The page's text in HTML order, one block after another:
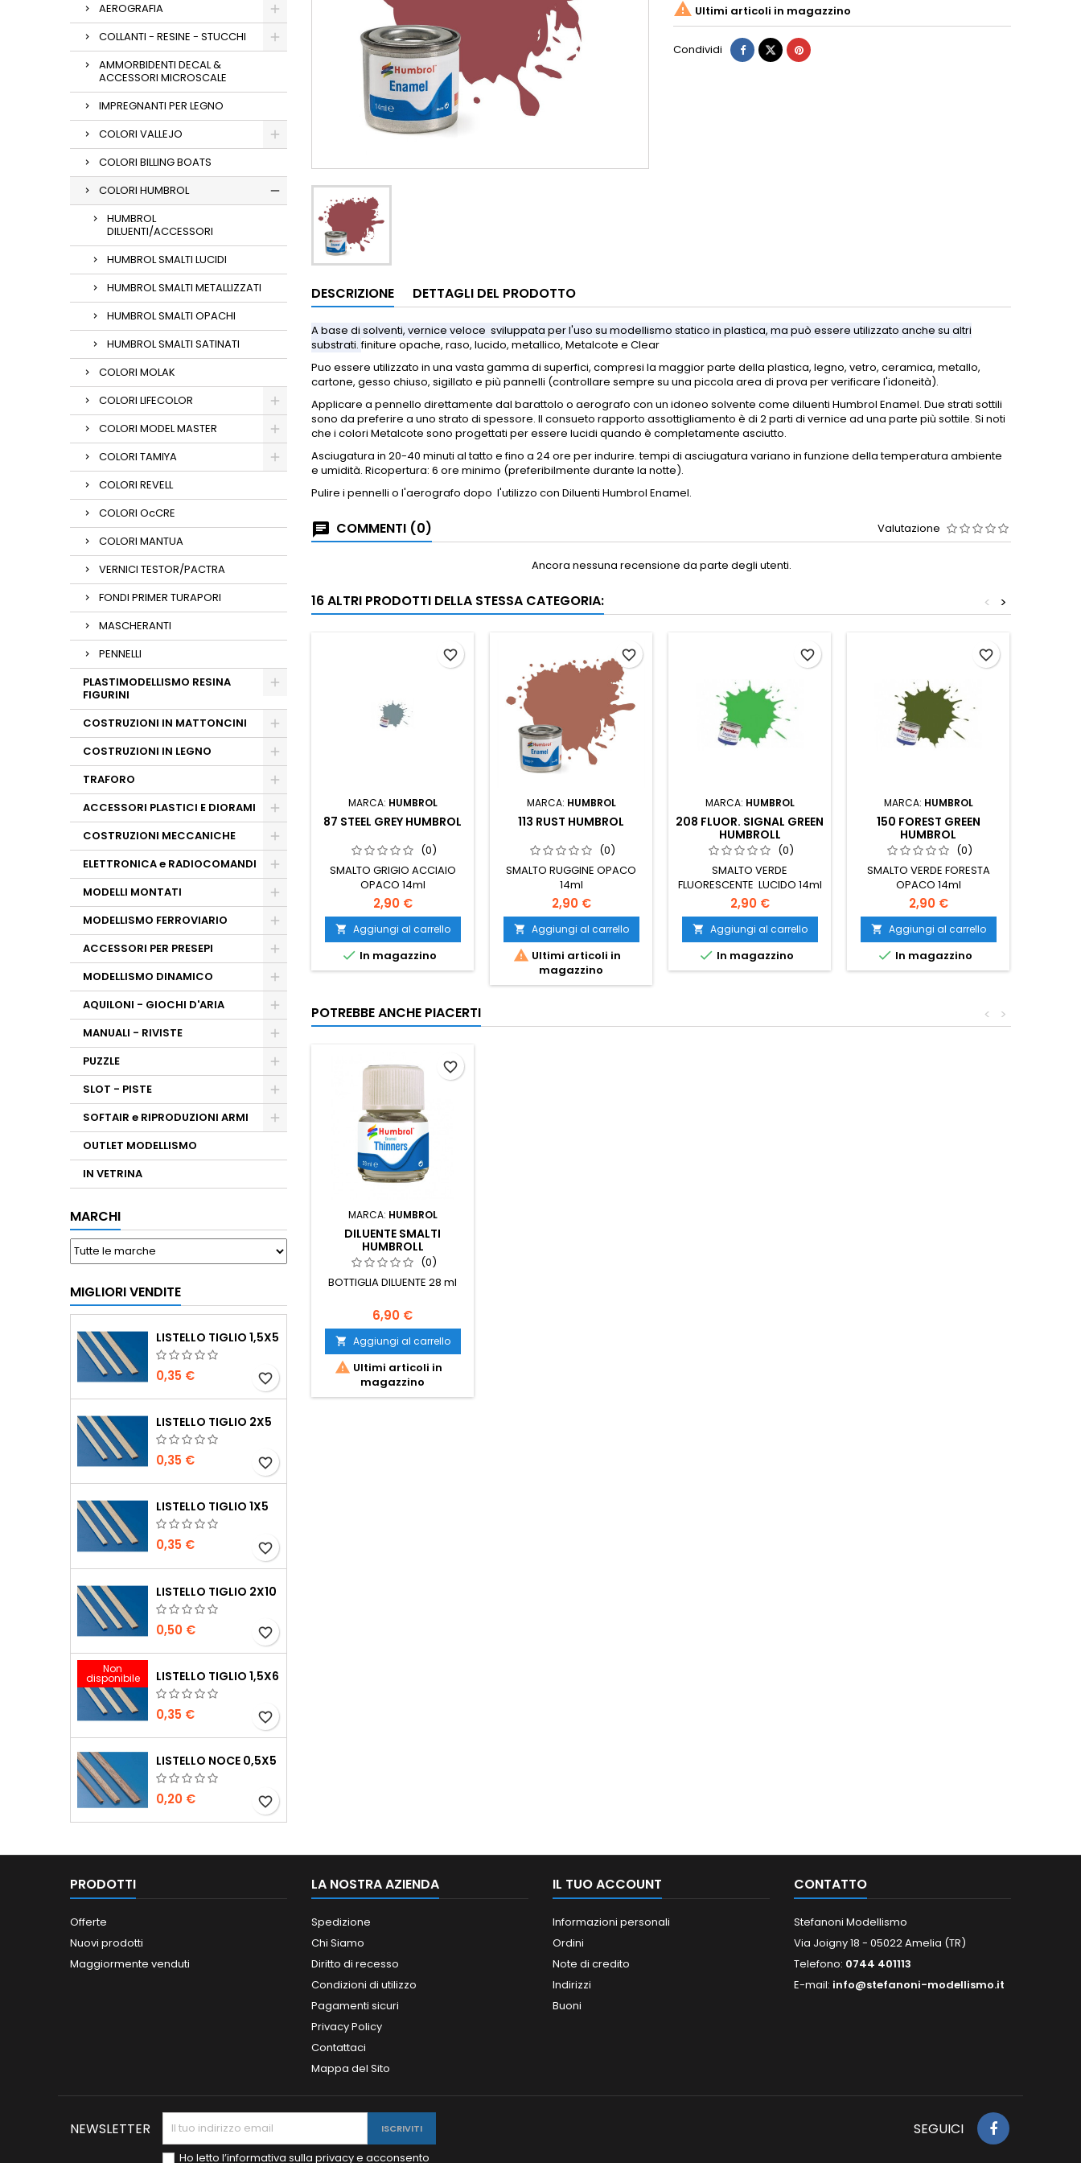
AEROGRAFIA
COLLANTI - RESINE - STUCCHI
AMMORBIDENTI DECAL &
ACCESSORI MICROSCALE
IMPREGNANTI PER LEGNO
COLORI VALLEJO
COLORI BILLING BOATS
COLORI HUMBROL
HUMBROL
DILUENTI/ACCESSORI
HUMBROL SMALTI LUCIDI
HUMBROL SMALTI METALLIZZATI
HUMBROL SMALTI OPACHI
HUMBROL SMALTI SATINATI
COLORI MOLAK
COLORI LIFECOLOR
COLORI MODEL MASTER
COLORI TAMIYA
COLORI REVELL
COLORI OcCRE
COLORI MANTUA
VERNICI TESTOR/PACTRA
FONDI PRIMER TURAPORI
MASCHERANTI
PENNELLI
PLASTIMODELLISMO RESINA
FIGURINI
COSTRUZIONI IN MATTONCINI
COSTRUZIONI IN LEGNO
TRAFORO
ACCESSORI PLASTICI E DIORAMI
COSTRUZIONI MECCANICHE
ELETTRONICA e RADIOCOMANDI
MODELLI MONTATI
MODELLISMO FERROVIARIO
ACCESSORI PER PRESEPI
MODELLISMO DINAMICO
AQUILONI - GIOCHI D'ARIA
MANUALI - RIVISTE
PUZZLE
SLOT - PISTE
SOFTAIR e RIPRODUZIONI ARMI
OUTLET MODELLISMO
IN VETRINA
MARCHI
MIGLIORI VENDITE
LISTELLO TIGLIO 1,5X5
0,35 € favorite_border
LISTELLO TIGLIO 2X5
0,35 € favorite_border
LISTELLO TIGLIO 1X5
0,35 € favorite_border
LISTELLO TIGLIO 2X10
0,50 € favorite_border
Non
disponibile LISTELLO TIGLIO 1,5X6
0,35 € favorite_border
LISTELLO NOCE 0,5X5
0,20 € favorite_border
 Ultimi articoli in magazzino
Condividi
DESCRIZIONE DETTAGLI DEL PRODOTTO
A base di solventi, vernice veloce sviluppata per l'uso su modellismo statico in plastica, ma può essere utilizzato anche su altri
substrati.finiture opache, raso, lucido, metallico, Metalcote e Clear
Puo essere utilizzato in una vasta gamma di superfici, compresi la maggior parte della plastica, legno, vetro, ceramica, metallo,
cartone, gesso chiuso, sigillato e più pannelli (controllare sempre su una piccola area di prova per verificare l'idoneità).
Applicare a pennello direttamente dal barattolo o aerografo con un idoneo solvente come diluenti Humbrol Enamel. Due strati sottili
sono da preferire a uno strato di spessore. Il consueto rapporto assottigliamento è di 2 parti di vernice ad una parte più sottile. Si noti
che i colori Metalcote sono progettati per essere lucidi quando è completamente asciutto.
Asciugatura in 20-40 minuti al tatto e fino a 24 ore per indurire.tempi di asciugatura variano in funzione della temperatura ambiente
e umidità. Ricopertura: 6 ore minimo (preferibilmente durante la notte).
Pulire i pennelli o l'aerografo dopo l'utilizzo con Diluenti Humbrol Enamel.
COMMENTI (0) Valutazione
Ancora nessuna recensione da parte degli utenti.
16 ALTRI PRODOTTI DELLA STESSA CATEGORIA: >
<
MARCA: HUMBROL
87 STEEL GREY HUMBROL
(0)
SMALTO GRIGIO ACCIAIO
OPACO 14ml
2,90 €
 Aggiungi al carrello
 In magazzino
favorite_border
MARCA: HUMBROL
113 RUST HUMBROL
(0)
SMALTO RUGGINE OPACO
14ml
2,90 €
 Aggiungi al carrello
 Ultimi articoli in
magazzino
favorite_border
MARCA: HUMBROL
208 FLUOR. SIGNAL GREEN
HUMBROLL
(0)
SMALTO VERDE
FLUORESCENTE LUCIDO 14ml
2,90 €
 Aggiungi al carrello
 In magazzino
favorite_border
MARCA: HUMBROL
150 FOREST GREEN
HUMBROL
(0)
SMALTO VERDE FORESTA
OPACO 14ml
2,90 €
 Aggiungi al carrello
 In magazzino
favorite_border
POTREBBE ANCHE PIACERTI >
<
MARCA: HUMBROL
DILUENTE SMALTI
HUMBROLL
(0)
BOTTIGLIA DILUENTE 28 ml
6,90 €
 Aggiungi al carrello
 Ultimi articoli in
magazzino
favorite_border
PRODOTTI
Offerte
Nuovi prodotti
Maggiormente venduti
LA NOSTRA AZIENDA
Spedizione
Chi Siamo
Diritto di recesso
Condizioni di utilizzo
Pagamenti sicuri
Privacy Policy
Contattaci
Mappa del Sito
IL TUO ACCOUNT
Informazioni personali
Ordini
Note di credito
Indirizzi
Buoni
CONTATTO
Stefanoni Modellismo
Via Joigny 18 - 05022 Amelia (TR)
Telefono: 0744 401113
E-mail: info@stefanoni-modellismo.it
NEWSLETTER
Ho letto l’informativa sulla privacy e acconsento
SEGUICI